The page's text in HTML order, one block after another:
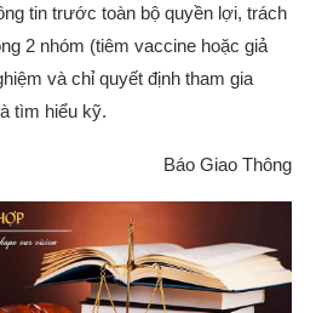
tin trước toàn bộ quyền lợi, trách
2 nhóm (tiêm vaccine hoặc giả
và chỉ quyết định tham gia
tìm hiểu kỹ.
Báo Giao Thông